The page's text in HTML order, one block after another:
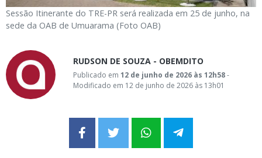
Sessão Itinerante do TRE-PR será realizada em 25 de junho, na
sede da OAB de Umuarama (Foto OAB)
RUDSON DE SOUZA - OBEMDITO
Publicado em 12 de junho de 2026 às 12h58-
Modificado em 12 de junho de 2026 às 13h01